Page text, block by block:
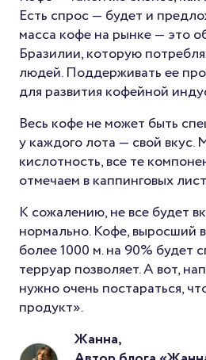
Есть спрос — будет и
масса кофе на рынке — это
Бразилии, которую
людей. Поддерживать ее
для развития кофейной
Весь кофе не может быть
у каждого лота — свой вкус.
кислотность, все те
отмечаем в каппинговых
К сожалению, не все будет
нормально. Кофе, выросший
более 1000 м. на 90% будет
терруар позволяет. А вот,
нужно очень постараться,
продукт».
Жанна,